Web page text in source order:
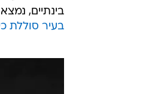
בינתיים,
בעיר סוללת